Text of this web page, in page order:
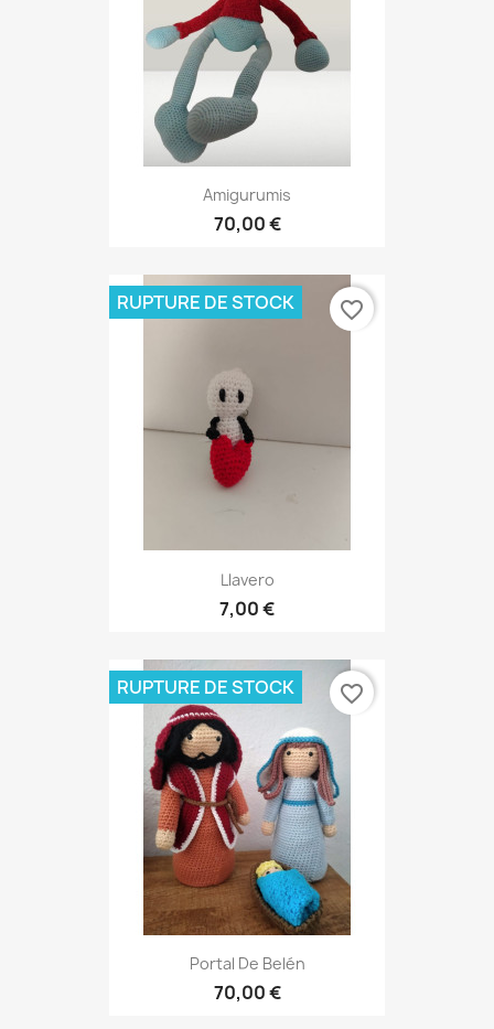
Amigurumis
70,00 €
Llavero
7,00 €
RUPTURE DE STOCK favorite_border
Portal De Belén
70,00 €
RUPTURE DE STOCK favorite_border